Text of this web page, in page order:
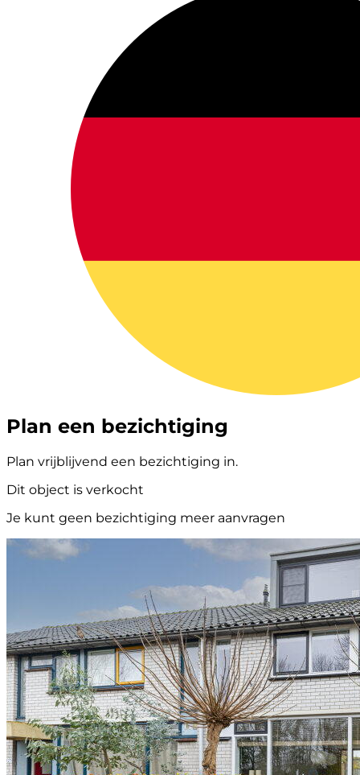
Plan een bezichtiging
Plan vrijblijvend een bezichtiging in.
Dit object is verkocht
Je kunt geen bezichtiging meer aanvragen